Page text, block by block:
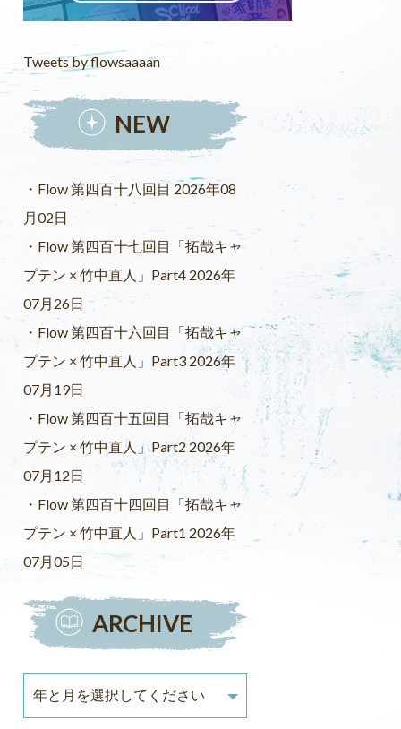
Tweets by flowsaaaan
NEW
Flow 第四百十八回目 2026年08
月02日
Flow 第四百十七回目「拓哉キャ
プテン × 竹中直人」Part4 2026年
07月26日
Flow 第四百十六回目「拓哉キャ
プテン × 竹中直人」Part3 2026年
07月19日
Flow 第四百十五回目「拓哉キャ
プテン × 竹中直人」Part2 2026年
07月12日
Flow 第四百十四回目「拓哉キャ
プテン × 竹中直人」Part1 2026年
07月05日
ARCHIVE